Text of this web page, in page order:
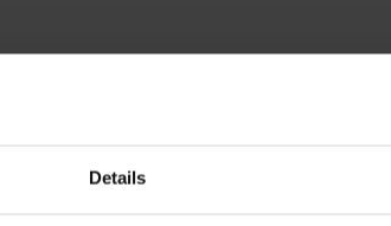
Details